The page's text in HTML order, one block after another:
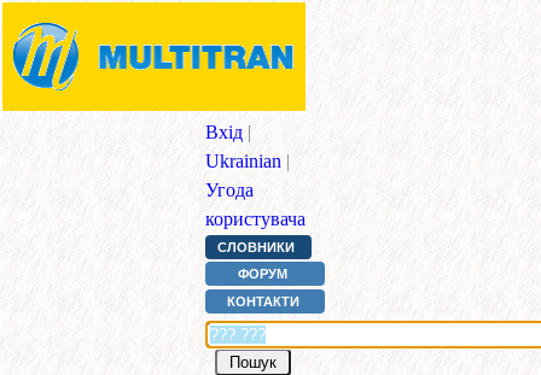
Вхід |
Ukrainian |
Угода
користувача
СЛОВНИКИ
ФОРУМ
КОНТАКТИ